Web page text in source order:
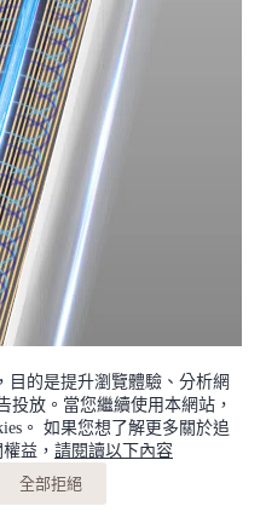
目的是提升瀏覽體驗、分析網
投放。當您繼續使用本網站，
。 如果您想了解更多關於追
益， 請閱讀以下內容
全部拒絕
加入購物車